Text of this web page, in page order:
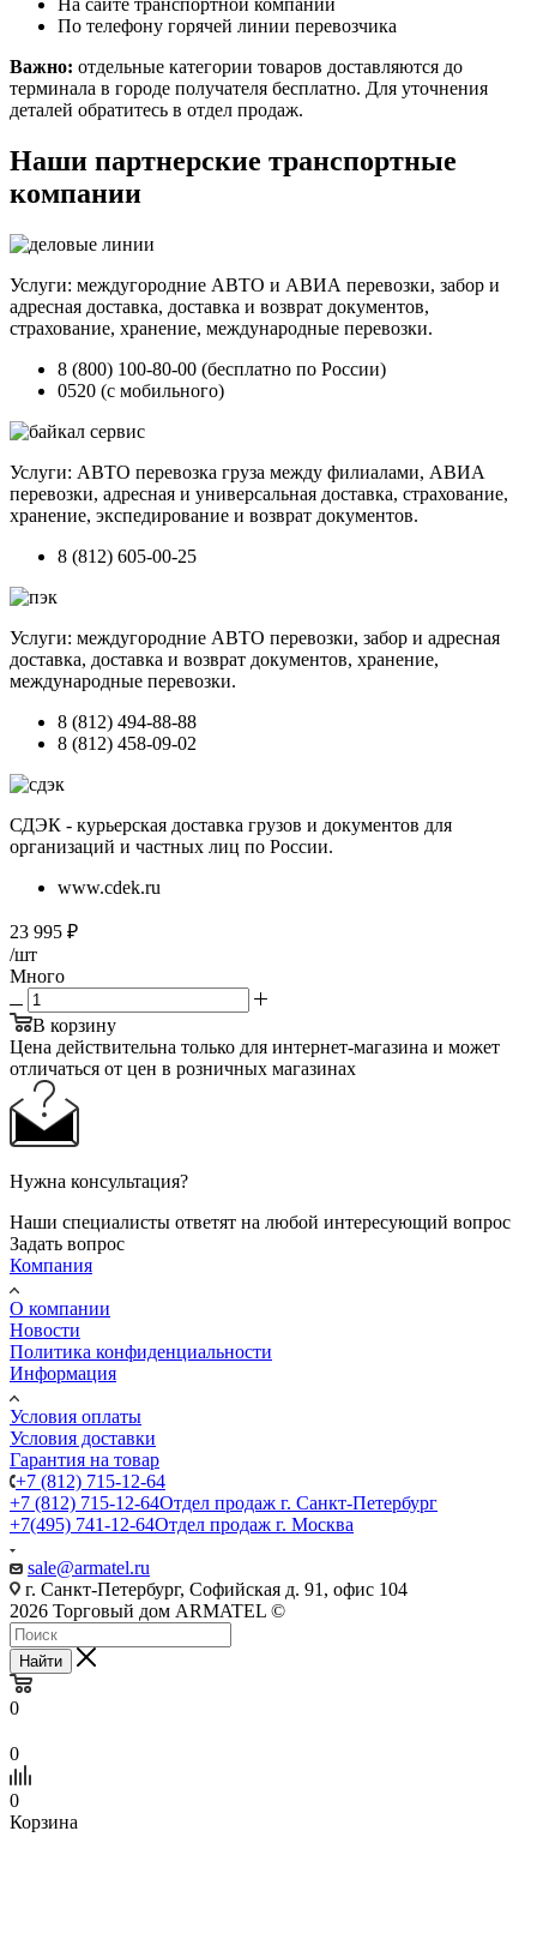
На сайте транспортной компании
По телефону горячей линии перевозчика
Важно: отдельные категории товаров доставляются до
терминала в городе получателя бесплатно. Для уточнения
деталей обратитесь в отдел продаж.
Наши партнерские транспортные
компании
Услуги: междугородние АВТО и АВИА перевозки, забор и
адресная доставка, доставка и возврат документов,
страхование, хранение, международные перевозки.
8 (800) 100-80-00 (бесплатно по России)
0520 (с мобильного)
Услуги: АВТО перевозка груза между филиалами, АВИА
перевозки, адресная и универсальная доставка, страхование,
хранение, экспедирование и возврат документов.
8 (812) 605-00-25
Услуги: междугородние АВТО перевозки, забор и адресная
доставка, доставка и возврат документов, хранение,
международные перевозки.
8 (812) 494-88-88
8 (812) 458-09-02
СДЭК - курьерская доставка грузов и документов для
организаций и частных лиц по России.
www.cdek.ru
23 995 ₽
/шт
Много
В корзину
Цена действительна только для интернет-магазина и может
отличаться от цен в розничных магазинах
Нужна консультация?
Наши специалисты ответят на любой интересующий вопрос
Задать вопрос
Компания
О компании
Новости
Политика конфиденциальности
Информация
Условия оплаты
Условия доставки
Гарантия на товар
+7 (812) 715-12-64
+7 (812) 715-12-64Отдел продаж г. Санкт-Петербург
+7(495) 741-12-64Отдел продаж г. Москва
sale@armatel.ru
г. Санкт-Петербург, Софийская д. 91, офис 104
2026 Торговый дом ARMATEL ©
Найти
0
0
0
Корзина